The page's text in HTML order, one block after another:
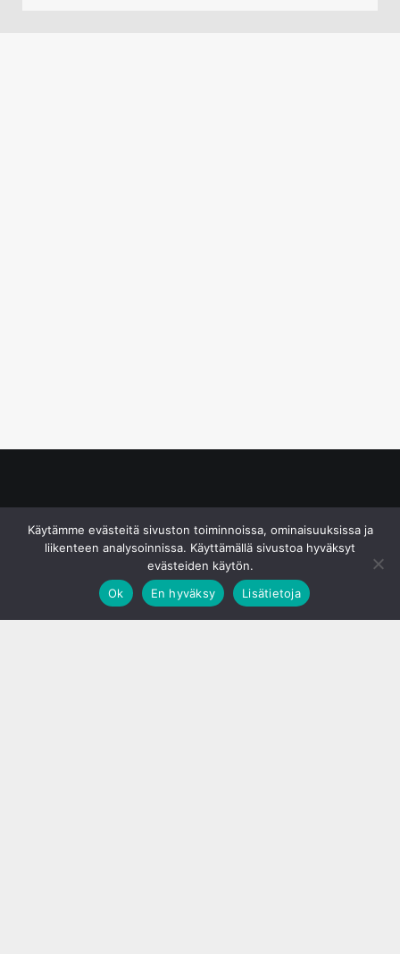
Käytämme evästeitä sivuston toiminnoissa, ominaisuuksissa ja
liikenteen analysoinnissa. Käyttämällä sivustoa hyväksyt
evästeiden käytön.
Ok
En hyväksy Lisätietoja